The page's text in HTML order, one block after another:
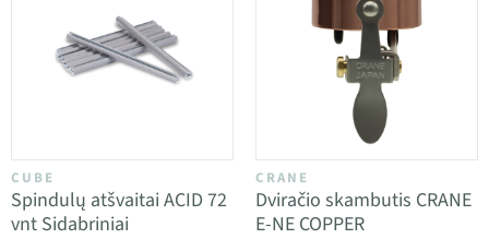
CUBE
Spindulų atšvaitai ACID 72
vnt Sidabriniai
CRANE
Dviračio skambutis CRANE
E-NE COPPER